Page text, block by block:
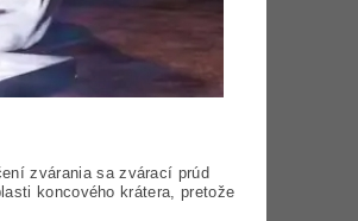
zvárania sa zvárací prúd
koncového krátera, pretože